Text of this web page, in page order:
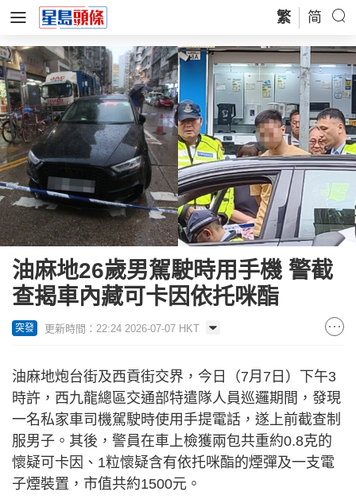
繁 简
油麻地26歲男駕駛時用手機 警截
查揭車內藏可卡因依托咪酯
突發 更新時間：22:24 2026-07-07 HKT
油麻地炮台街及西貢街交界，今日（7月7日）下午3
時許，西九龍總區交通部特遣隊人員巡邏期間，發現
一名私家車司機駕駛時使用手提電話，遂上前截查制
服男子。其後，警員在車上檢獲兩包共重約0.8克的
懷疑可卡因、1粒懷疑含有依托咪酯的煙彈及一支電
子煙裝置，市值共約1500元。